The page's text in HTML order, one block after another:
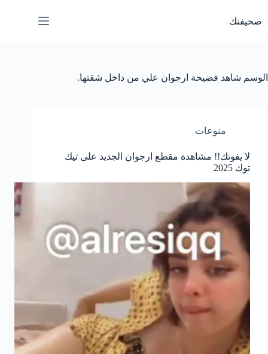
المحتوى
صحيفتك
الوسم شاهد فضيحة ارجوان علي من داخل شقتها.
منوعات
لا يفوتك!! مشاهدة مقطع ارجوان الجديد على تيك
توك 2025